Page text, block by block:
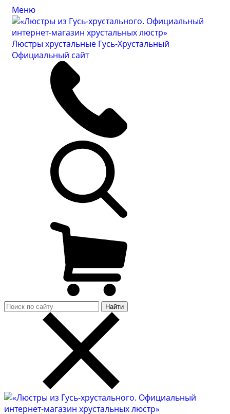
Меню
Люстры хрустальные Гусь-Хрустальный
Официальный сайт
Найти